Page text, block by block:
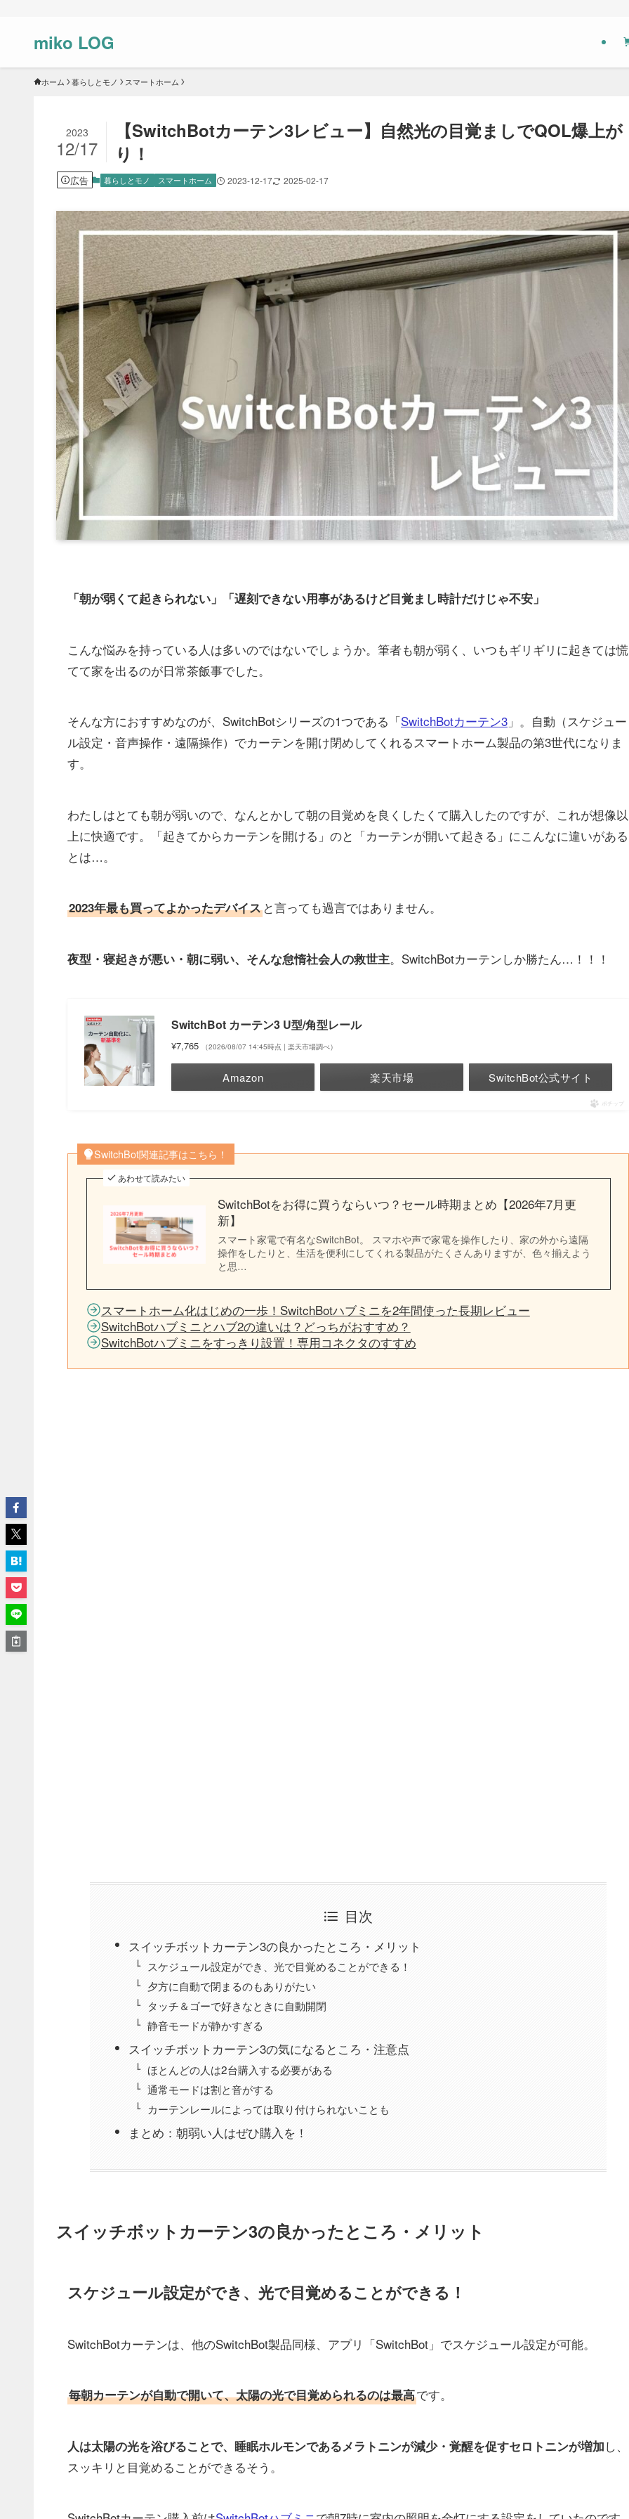
miko LOG
ホーム 暮らしとモノ スマートホーム
【SwitchBotカーテン3レビュー】自然光の目覚ましでQOL爆上が
り！
2023
12/17
広告 暮らしとモノ スマートホーム 2023-12-17 2025-02-17
「朝が弱くて起きられない」「遅刻できない用事があるけど目覚まし時計だけじゃ不安」
こんな悩みを持っている人は多いのではないでしょうか。筆者も朝が弱く、いつもギリギリに起きては慌
てて家を出るのが日常茶飯事でした。
そんな方におすすめなのが、SwitchBotシリーズの1つである「SwitchBotカーテン3 」。自動（スケジュー
ル設定・音声操作・遠隔操作）でカーテンを開け閉めしてくれるスマートホーム製品の第3世代になりま
す。
わたしはとても朝が弱いので、なんとかして朝の目覚めを良くしたくて購入したのですが、これが想像以
上に快適です。「起きてからカーテンを開ける」のと「カーテンが開いて起きる」にこんなに違いがある
とは…。
2023年最も買ってよかったデバイス と言っても過言ではありません。
夜型・寝起きが悪い・朝に弱い、そんな怠惰社会人の救世主。SwitchBotカーテンしか勝たん…！！！
SwitchBot カーテン3 U型/角型レール
¥7,765 （2026/08/07 14:45時点 | 楽天市場調べ）
Amazon 楽天市場 SwitchBot公式サイト
ポチップ
SwitchBot関連記事はこちら！
あわせて読みたい
SwitchBotをお得に買うならいつ？セール時期まとめ【2026年7月更
新】
スマート家電で有名なSwitchBot。 スマホや声で家電を操作したり、家の外から遠隔
操作をしたりと、生活を便利にしてくれる製品がたくさんありますが、色々揃えよう
と思…
スマートホーム化はじめの一歩！SwitchBotハブミニを2年間使った長期レビュー
SwitchBotハブミニとハブ2の違いは？どっちがおすすめ？
SwitchBotハブミニをすっきり設置！専用コネクタのすすめ
目次
スイッチボットカーテン3の良かったところ・メリット
スケジュール設定ができ、光で目覚めることができる！
夕方に自動で閉まるのもありがたい
タッチ＆ゴーで好きなときに自動開閉
静音モードが静かすぎる
スイッチボットカーテン3の気になるところ・注意点
ほとんどの人は2台購入する必要がある
通常モードは割と音がする
カーテンレールによっては取り付けられないことも
まとめ：朝弱い人はぜひ購入を！
スイッチボットカーテン3の良かったところ・メリット
スケジュール設定ができ、光で目覚めることができる！
SwitchBotカーテンは、他のSwitchBot製品同様、アプリ「SwitchBot」でスケジュール設定が可能。
毎朝カーテンが自動で開いて、太陽の光で目覚められるのは最高です。
人は太陽の光を浴びることで、睡眠ホルモンであるメラトニンが減少・覚醒を促すセロトニンが増加し、
スッキリと目覚めることができるそう。